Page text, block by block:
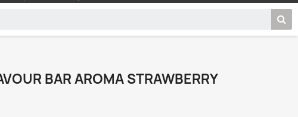
BAR AROMA STRAWBERRY